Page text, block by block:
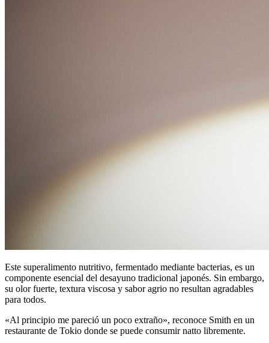
Este superalimento nutritivo, fermentado mediante bacterias, es un
componente esencial del desayuno tradicional japonés. Sin embargo,
su olor fuerte, textura viscosa y sabor agrio no resultan agradables
para todos.
«Al principio me pareció un poco extraño», reconoce Smith en un
restaurante de Tokio donde se puede consumir natto libremente.